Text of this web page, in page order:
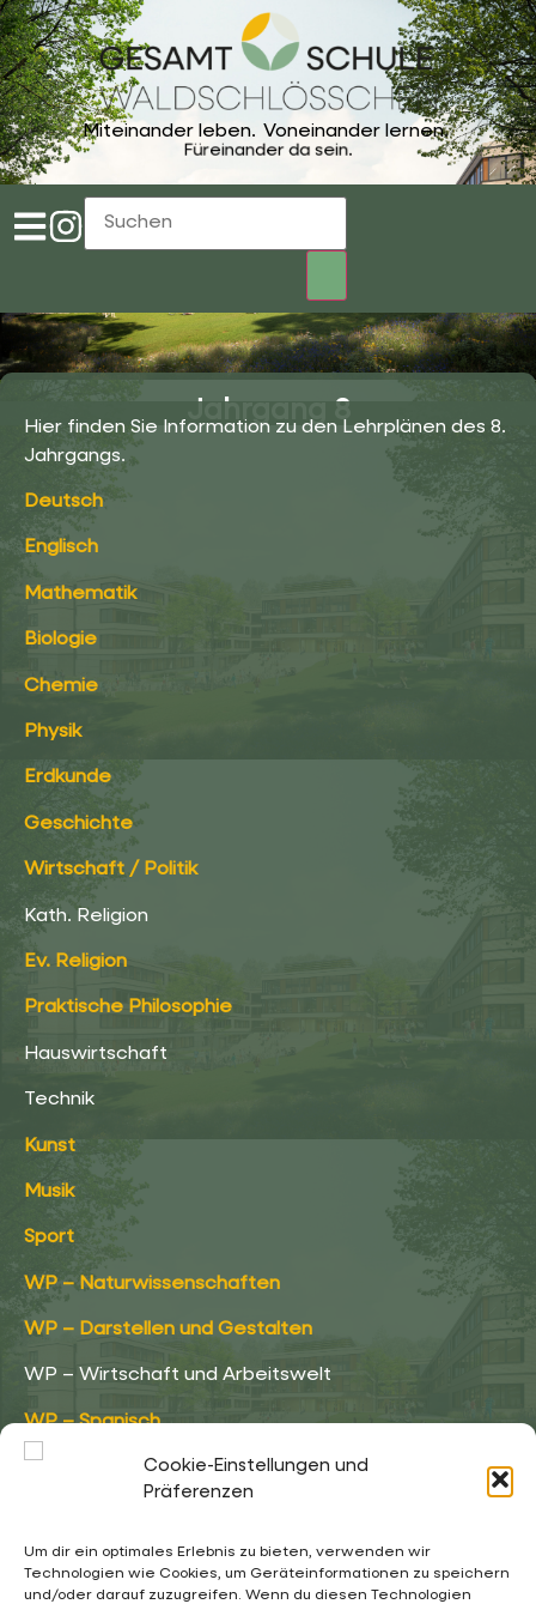
Cookie-Einstellungen und
Präferenzen
Um dir ein optimales Erlebnis zu bieten, verwenden wir
Technologien wie Cookies, um Geräteinformationen zu speichern
und/oder darauf zuzugreifen. Wenn du diesen Technologien
Miteinander leben. Voneinander lernen.
Füreinander da sein.
Jahrgang 8
Hier finden Sie Information zu den Lehrplänen des 8.
Jahrgangs.
Deutsch
Englisch
Mathematik
Biologie
Chemie
Physik
Erdkunde
Geschichte
Wirtschaft / Politik
Kath. Religion
Ev. Religion
Praktische Philosophie
Hauswirtschaft
Technik
Kunst
Musik
Sport
WP – Naturwissenschaften
WP – Darstellen und Gestalten
WP – Wirtschaft und Arbeitswelt
WP – Spanisch
WP – Informatik